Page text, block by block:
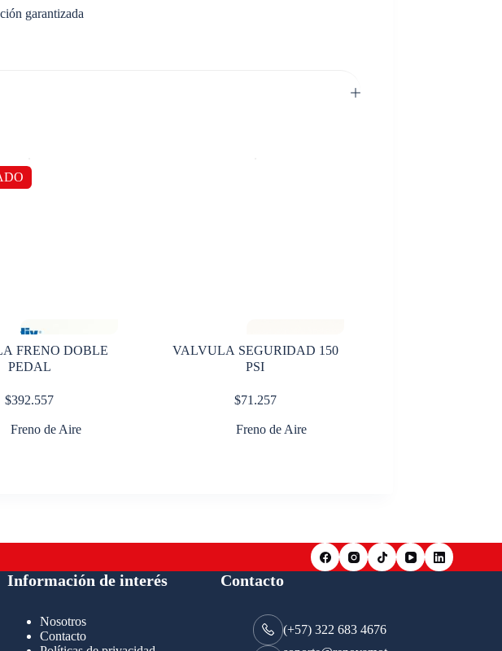
garantizada
FRENO DOBLE
PEDAL
$392.557
Freno de Aire
VALVULA SEGURIDAD 150
PSI
$71.257
Freno de Aire
Información de interés
Nosotros
Contacto
Contacto
(+57) 322 683 4676